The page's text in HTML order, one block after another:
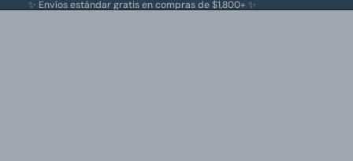
✨ Envíos estándar gratis en compras de $1,800+ ✨